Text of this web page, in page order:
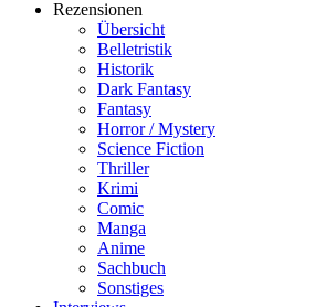
Rezensionen
Übersicht
Belletristik
Historik
Dark Fantasy
Fantasy
Horror / Mystery
Science Fiction
Thriller
Krimi
Comic
Manga
Anime
Sachbuch
Sonstiges